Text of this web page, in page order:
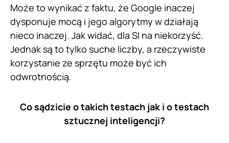
Może to wynikać z faktu, że Google inaczej
dysponuje mocą i jego algorytmy w działają
nieco inaczej. Jak widać, dla SI na niekorzyść.
Jednak są to tylko suche liczby, a rzeczywiste
korzystanie ze sprzętu może być ich
odwrotnością.
Co sądzicie o takich testach jak i o testach
sztucznej inteligencji?